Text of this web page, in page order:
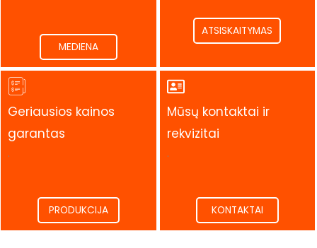
MEDIENA
ATSISKAITYMAS
Geriausios kainos
garantas
.
PRODUKCIJA
Mūsų kontaktai ir
rekvizitai
.
KONTAKTAI